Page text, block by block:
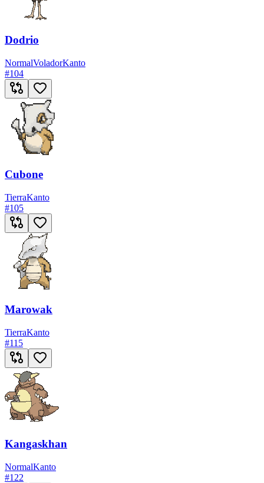
Dodrio
NormalVoladorKanto
#104
Cubone
TierraKanto
#105
Marowak
TierraKanto
#115
Kangaskhan
NormalKanto
#122